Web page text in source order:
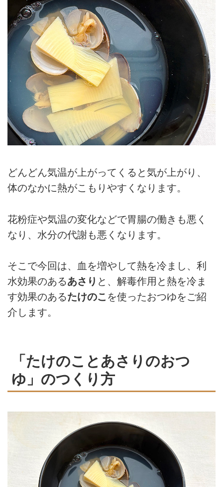
どんどん気温が上がってくると気が上がり、
体のなかに熱がこもりやすくなります。
花粉症や気温の変化などで胃腸の働きも悪く
なり、水分の代謝も悪くなります。
そこで今回は、血を増やして熱を冷まし、利
水効果のあるあさり と、解毒作用と熱を冷ま
す効果のあるたけのこ を使ったおつゆをご紹
介します。
「たけのことあさりのおつ
ゆ」のつくり方